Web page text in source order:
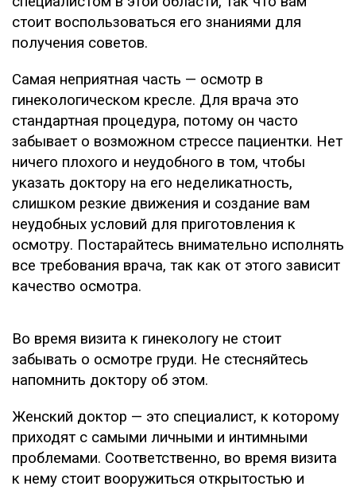
стоит воспользоваться его знаниями для
получения советов.
Самая неприятная часть — осмотр в
гинекологическом кресле. Для врача это
стандартная процедура, потому он часто
забывает о возможном стрессе пациентки. Нет
ничего плохого и неудобного в том, чтобы
указать доктору на его неделикатность,
слишком резкие движения и создание вам
неудобных условий для приготовления к
осмотру. Постарайтесь внимательно исполнять
все требования врача, так как от этого зависит
качество осмотра.
Во время визита к гинекологу не стоит
забывать о осмотре груди. Не стесняйтесь
напомнить доктору об этом.
Женский доктор — это специалист, к которому
приходят с самыми личными и интимными
проблемами. Соответственно, во время визита
к нему стоит вооружиться открытостью и